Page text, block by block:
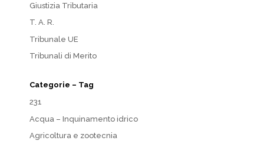
Giustizia Tributaria
T. A. R.
Tribunale UE
Tribunali di Merito
Categorie – Tag
231
Acqua – Inquinamento idrico
Agricoltura e zootecnia